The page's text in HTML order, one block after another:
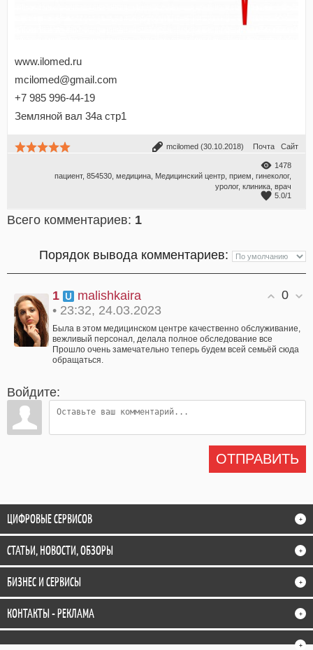
www.ilomed.ru
mcilomed@gmail.com
+7 985 996-44-19
Земляной вал 34а стр1
mcilomed (30.10.2018) Почта Сайт
1478
пациент, 854530 медицина Медицинский центр прием гинеколог,
уролог, клиника врач
5.0/1
Всего комментариев: 1
Порядок вывода комментариев:
0
1
malishkaira
• 23:32, 24.03.2023
Была в этом медицинском центре качественно обслуживание,
вежливый персонал, делала полное обследование все
Прошло очень замечательно теперь будем всей семьёй сюда
обращаться.
Войдите:
ОТПРАВИТЬ
ЦИФРОВЫЕ СЕРВИСОВ +
СТАТЬИ, НОВОСТИ, ОБЗОРЫ +
БИЗНЕС И СЕРВИСЫ +
КОНТАКТЫ - РЕКЛАМА +
+